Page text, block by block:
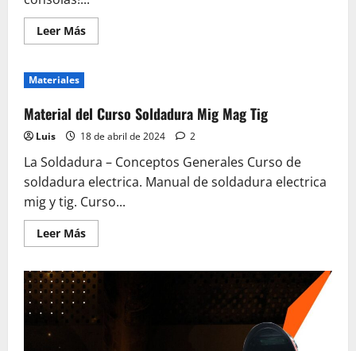
Leer MásLeer
más
Materiales
Material del Curso Soldadura Mig Mag Tig
Luis 18 de abril de 2024 2
La Soldadura – Conceptos Generales Curso de
soldadura electrica. Manual de soldadura electrica
mig y tig. Curso...
Leer MásLeer
más
Material
del
Curso
Mig